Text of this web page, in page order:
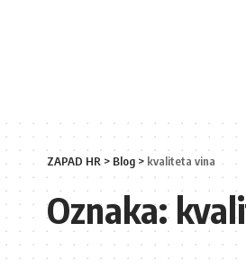
ZAPAD HR> Blog > kvaliteta vina
Oznaka: